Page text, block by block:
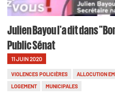
Julien Bayou l'a dit dans
Public Sénat
11 JUIN 2020
VIOLENCES POLICIÈRES ALLOCUTION
LOGEMENT
MUNICIPALES